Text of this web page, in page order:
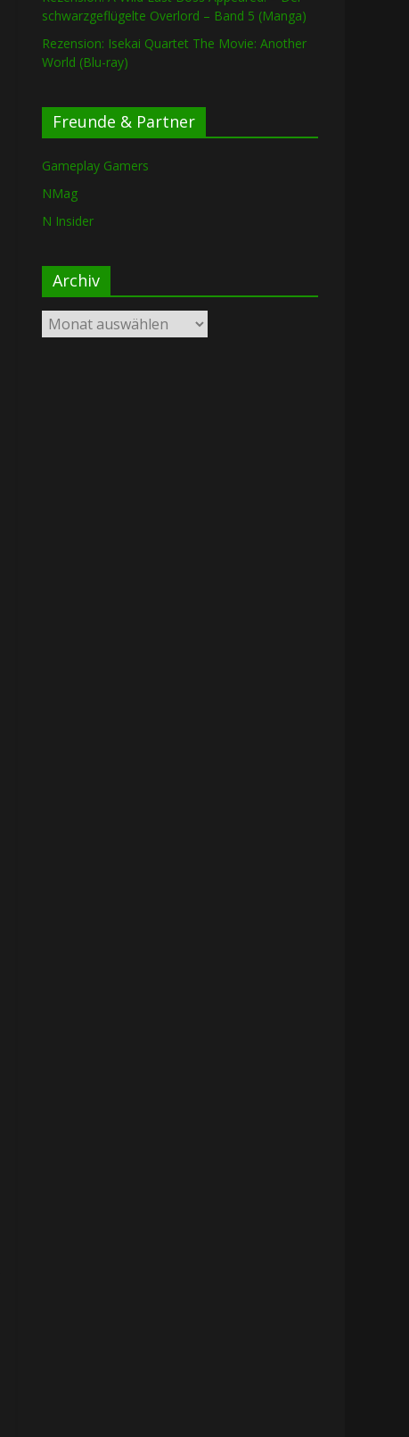
schwarzgeflügelte Overlord – Band 5 (Manga)
Rezension: Isekai Quartet The Movie: Another
World (Blu-ray)
Freunde & Partner
Gameplay Gamers
NMag
N Insider
Archiv
Archiv